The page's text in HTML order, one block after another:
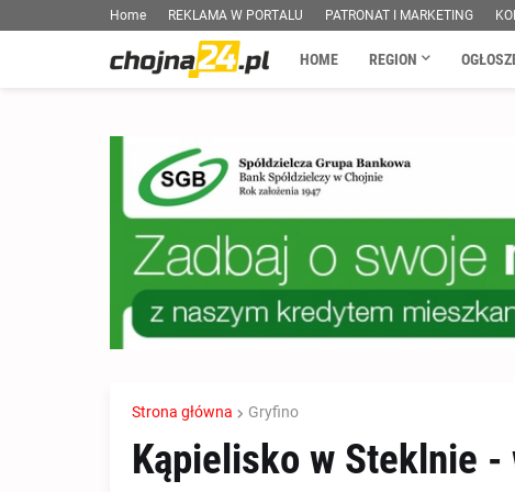
Home REKLAMA W PORTALU PATRONAT I MARKETING
HOME REGION
Strona główna Gryfino
Kąpielisko w Steklnie